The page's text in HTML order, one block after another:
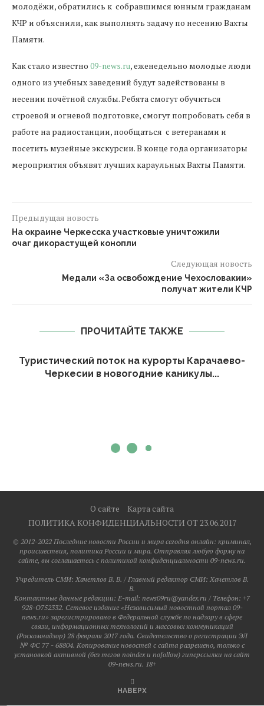
молодёжи,обратились к собравшимся юнным гражданам
КЧР и объяснили, как выполнять задачу по несению Вахты
Памяти.
Как стало известно 09-news.ru, еженедельно молодые люди
одного из учебных заведений будут задействованы в
несении почётной службы.Ребятасмогутобучиться
строевой и огневой подготовке,смогут попробовать себя в
работе на радиостанции, пообщаться с ветеранами и
посетить музейные экскурсии.В конце годаорганизаторы
мероприятия объявятлучших караульныхВахты Памяти.
Предыдущая новость
На окраине Черкесска участковые уничтожили
очаг дикорастущей конопли
Следующая новость
Медали «За освобождение Чехословакии»
получат жители КЧР
ПРОЧИТАЙТЕ ТАКЖЕ
Туристический поток на курорты Карачаево-
Черкесии в новогодние каникулы...
О сайте
Карта сайта
ПОЛИТИКА КОНФИДЕНЦИАЛЬНОСТИ ОТ 23.06.2017
© 2012-2022 Последние новости России и мира сегодня онлайн: криминал,
происшествия, политика России и мира. Отправляя любую форму на
сайте, вы соглашаетесь с политикой конфиденциальности 09-news.ru.
Учредитель СМИ: Хaчeтлoв B. B. / Главный редактор СМИ: Хaчeтлoв B.
B.
Контактные данные редакции: E-mail: news09ru@yandex.ru / Телефон: +7
928-O752332. Сетевое издание «Независимый новостной портал 09-
news.ru» зарегистрировано в Федеральной службе по надзору в сфере
связи, информационных технологий и массовых коммуникаций
(Роскомнадзор) 28 февраля 2017 года. Свидетельство о регистрации ЭЛ
№ ФС 77 - 68804. Копирование новостей с сайта разрешено, только с
установкой активной (без тегов noindex и nofollow) гиперссылки на сайт
09-news.ru. 18+
НАВЕРХ